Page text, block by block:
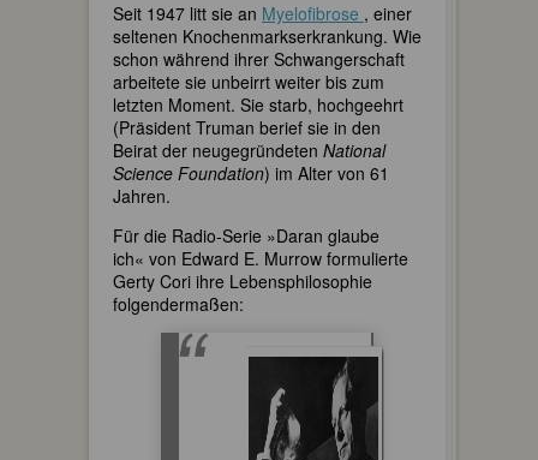
Seit 1947 litt sie an Myelofibrose , einer
seltenen Knochenmarkserkrankung. Wie
schon während ihrer Schwangerschaft
arbeitete sie unbeirrt weiter bis zum
letzten Moment. Sie starb, hochgeehrt
(Präsident Truman berief sie in den
Beirat der neugegründeten National
Science Foundation) im Alter von 61
Jahren.
Für die Radio-Serie »Daran glaube
ich« von Edward E. Murrow formulierte
Gerty Cori ihre Lebensphilosophie
folgendermaßen: